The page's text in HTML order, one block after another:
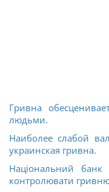
Гривна
людьми.
Наиболее слабой
украинская гривна.
Національний
контролювати